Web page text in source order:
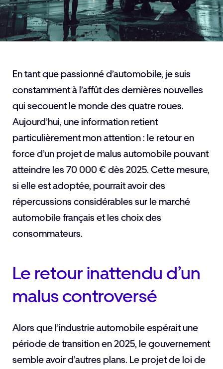
En tant que passionné d’automobile, je suis
constamment à l’affût des dernières nouvelles
qui secouent le monde des quatre roues.
Aujourd’hui, une information retient
particulièrement mon attention : le retour en
force d’un projet de malus automobile pouvant
atteindre les 70 000 € dès 2025. Cette mesure,
si elle est adoptée, pourrait avoir des
répercussions considérables sur le marché
automobile français et les choix des
consommateurs.
Le retour inattendu d’un
malus controversé
Alors que l’industrie automobile espérait une
période de transition en 2025, le gouvernement
semble avoir d’autres plans. Le projet de loi de